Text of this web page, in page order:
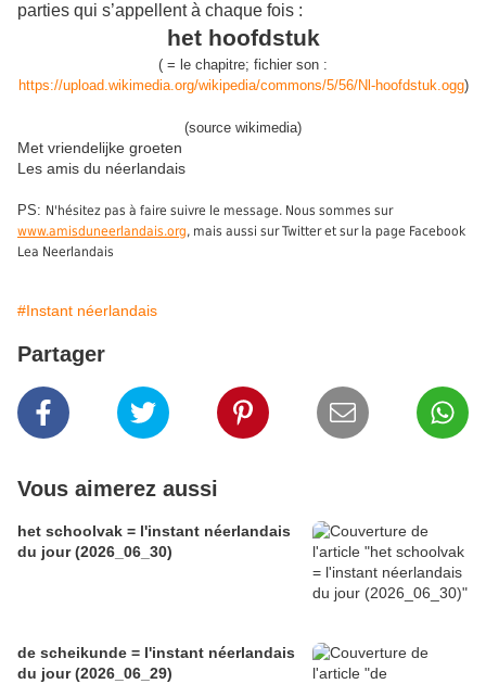
parties qui s’appellent à chaque fois :
het hoofdstuk
( = e chapitre; fichier son :
https://upload.wikimedia.org/wikipedia/commons/5/56/Nl-hoofdstuk.ogg)
(source wikimedia)
Met vriendelijke groeten
Les amis du néerlandais
PS: N'hésitez pas à faire suivre le message. Nous sommes sur
www.amisduneerlandais.org, mais aussi sur Twitter et sur la page Facebook
Lea Neerlandais
#Instant néerlandais
Partager
Vous aimerez aussi
het schoolvak = l'instant néerlandais
du jour (2026_06_30)
de scheikunde = l'instant néerlandais
du jour (2026_06_29)